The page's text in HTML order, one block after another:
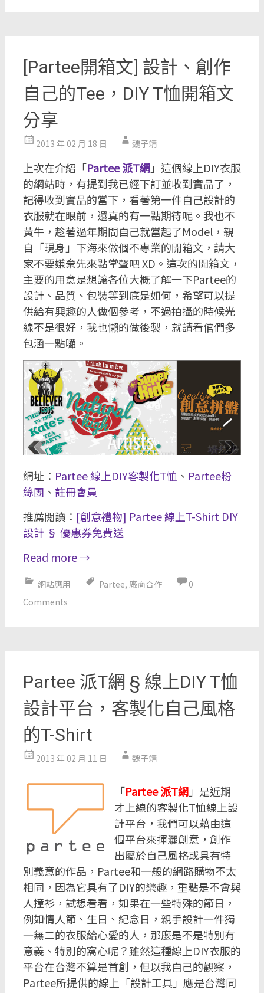
[Partee開箱文] 設計、創作
自己的Tee，DIY T恤開箱文
分享
2013 年 02 月 18 日 魏子靖
上次在介紹「Partee 派T網」這個線上DIY衣服
的網站時，有提到我已經下訂並收到實品了，
記得收到實品的當下，看著第一件自己設計的
衣服就在眼前，還真的有一點期待呢。我也不
黃牛，趁著過年期間自己就當起了Model，親
自「現身」下海來做個不專業的開箱文，請大
家不要嫌棄先來點掌聲吧 XD。這次的開箱文，
主要的用意是想讓各位大概了解一下Partee的
設計、品質、包裝等到底是如何，希望可以提
供給有興趣的人做個參考，不過拍攝的時候光
線不是很好，我也懶的做後製，就請看倌們多
包涵一點囉。
網址： Partee 線上DIY客製化T恤 、 Partee粉
絲團 、 註冊會員
推薦閱讀： [創意禮物] Partee 線上T-Shirt DIY
設計 § 優惠券免費送
Read more→
網站應用 Partee, 廠商合作
0
Comments
Partee 派T網 § 線上DIY T恤
設計平台，客製化自己風格
的T-Shirt
2013 年 02 月 11 日 魏子靖
「Partee 派T網」是近期
才上線的客製化T恤線上設
計平台，我們可以藉由這
個平台來揮灑創意，創作
出屬於自己風格或具有特
別義意的作品，Partee和一般的網路購物不太
相同，因為它具有了DIY的樂趣，重點是不會與
人撞衫，試想看看，如果在一些特殊的節日，
例如情人節、生日、紀念日，親手設計一件獨
一無二的衣服給心愛的人，那麼是不是特別有
意義、特別的窩心呢？雖然這種線上DIY衣服的
平台在台灣不算是首創，但以我自己的觀察，
Partee所提供的線上「設計工具」應是台灣同